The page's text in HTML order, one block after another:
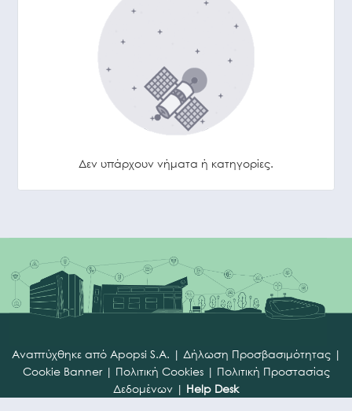
Δεν υπάρχουν νήματα ή κατηγορίες.
Αναπτύχθηκε από Apopsi S.A. | Δήλωση Προσβασιμότητας |
Cookie Banner | Πολιτική Cookies | Πολιτική Προστασίας
Δεδομένων | Help Desk